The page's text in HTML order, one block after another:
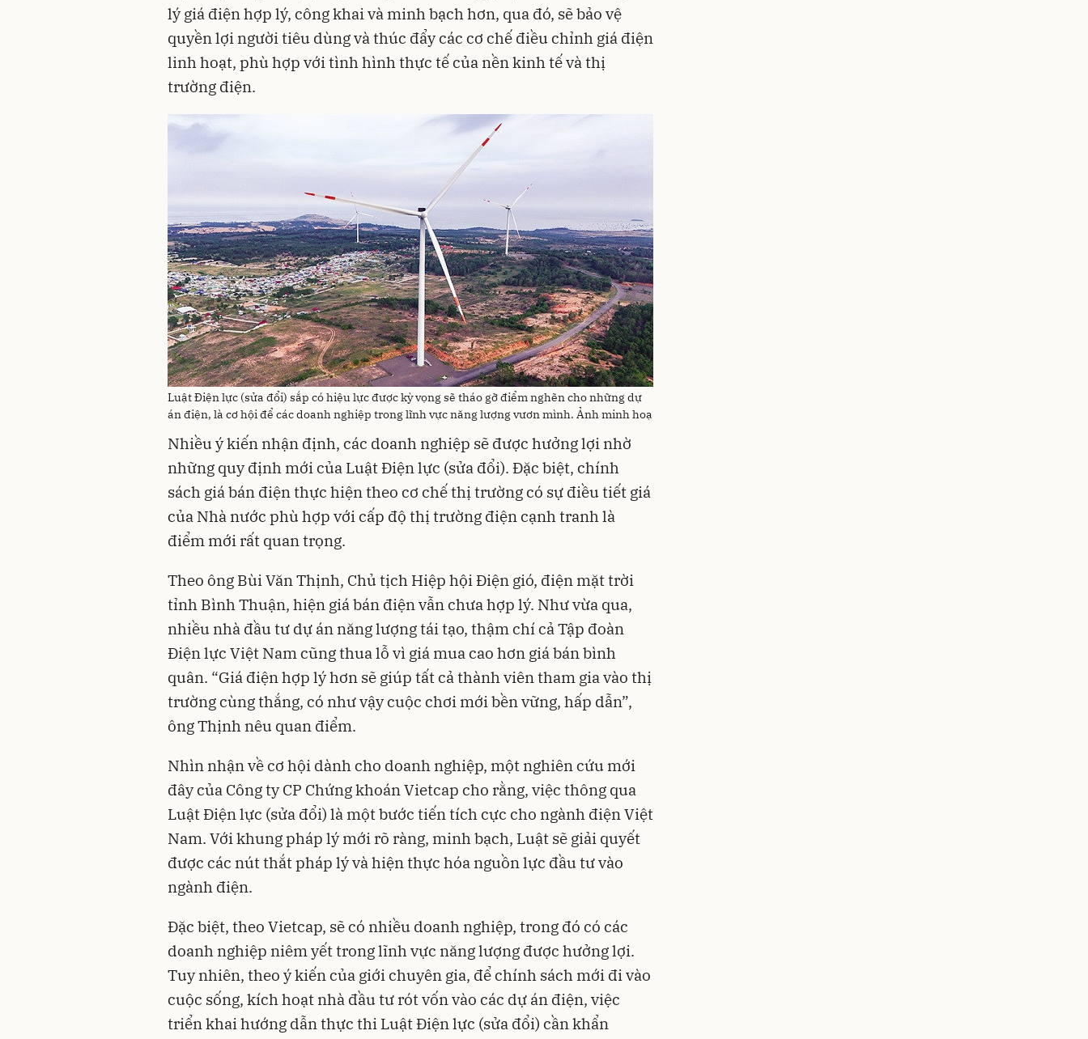
lý giá điện hợp lý, công khai và minh bạch hơn, qua đó, sẽ bảo vệ
quyền lợi người tiêu dùng và thúc đẩy các cơ chế điều chỉnh giá điện
linh hoạt, phù hợp với tình hình thực tế của nền kinh tế và thị
trường điện.
Luật Điện lực (sửa đổi) sắp có hiệu lực được kỳ vọng sẽ tháo gỡ điểm nghẽn cho những dự
án điện, là cơ hội để các doanh nghiệp trong lĩnh vực năng lượng vươn mình. Ảnh minh hoạ
Nhiều ý kiến nhận định, các doanh nghiệp sẽ được hưởng lợi nhờ
những quy định mới của Luật Điện lực (sửa đổi). Đặc biệt, chính
sách giá bán điện thực hiện theo cơ chế thị trường có sự điều tiết giá
của Nhà nước phù hợp với cấp độ thị trường điện cạnh tranh là
điểm mới rất quan trọng.
Theo ông Bùi Văn Thịnh, Chủ tịch Hiệp hội Điện gió, điện mặt trời
tỉnh Bình Thuận, hiện giá bán điện vẫn chưa hợp lý. Như vừa qua,
nhiều nhà đầu tư dự án năng lượng tái tạo, thậm chí cả Tập đoàn
Điện lực Việt Nam cũng thua lỗ vì giá mua cao hơn giá bán bình
quân. “Giá điện hợp lý hơn sẽ giúp tất cả thành viên tham gia vào thị
trường cùng thắng, có như vậy cuộc chơi mới bền vững, hấp dẫn”,
ông Thịnh nêu quan điểm.
Nhìn nhận về cơ hội dành cho doanh nghiệp, một nghiên cứu mới
đây của Công ty CP Chứng khoán Vietcap cho rằng, việc thông qua
Luật Điện lực (sửa đổi) là một bước tiến tích cực cho ngành điện Việt
Nam. Với khung pháp lý mới rõ ràng, minh bạch, Luật sẽ giải quyết
được các nút thắt pháp lý và hiện thực hóa nguồn lực đầu tư vào
ngành điện.
Đặc biệt, theo Vietcap, sẽ có nhiều doanh nghiệp, trong đó có các
doanh nghiệp niêm yết trong lĩnh vực năng lượng được hưởng lợi.
Tuy nhiên, theo ý kiến của giới chuyên gia, để chính sách mới đi vào
cuộc sống, kích hoạt nhà đầu tư rót vốn vào các dự án điện, việc
triển khai hướng dẫn thực thi Luật Điện lực (sửa đổi) cần khẩn